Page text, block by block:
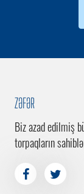
ZƏFƏR
Biz azad edilmiş
torpaqların